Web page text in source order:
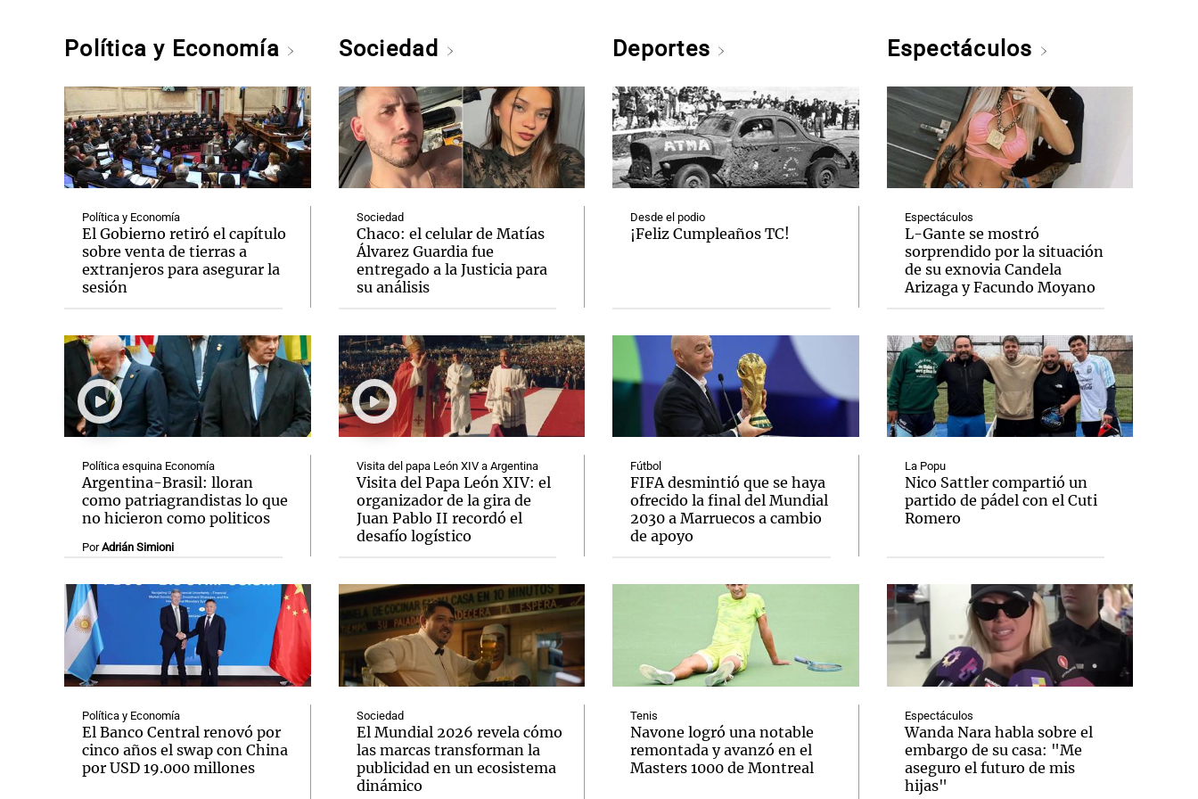
Política y Economía
Política y Economía
El Gobierno retiró el capítulo
sobre venta de tierras a
extranjeros para asegurar la
sesión
Política esquina Economía
Argentina-Brasil: lloran
como patriagrandistas lo que
no hicieron como politicos
PorAdrián Simioni
Política y Economía
El Banco Central renovó por
cinco años el swap con China
por USD 19.000 millones
Sociedad
Sociedad
Chaco: el celular de Matías
Álvarez Guardia fue
entregado a la Justicia para
su análisis
Visita del papa León XIV a Argentina
Visita del Papa León XIV: el
organizador de la gira de
Juan Pablo II recordó el
desafío logístico
Sociedad
El Mundial 2026 revela cómo
las marcas transforman la
publicidad en un ecosistema
dinámico
Deportes
Desde el podio
¡Feliz Cumpleaños TC!
Fútbol
FIFA desmintió que se haya
ofrecido la final del Mundial
2030 a Marruecos a cambio
de apoyo
Tenis
Navone logró una notable
remontada y avanzó en el
Masters 1000 de Montreal
Espectáculos
Espectáculos
L-Gante se mostró
sorprendido por la situación
de su exnovia Candela
Arizaga y Facundo Moyano
La Popu
Nico Sattler compartió un
partido de pádel con el Cuti
Romero
Espectáculos
Wanda Nara habla sobre el
embargo de su casa: "Me
aseguro el futuro de mis
hijas"
Notas Notas
El huracán de Arequito
Notas
Cadena 3 en Groenlandia